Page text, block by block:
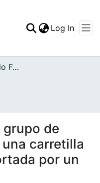
Log In
Archivo del Patrimonio Fotográfico y Fílmico del Valle del Cauca
grupo de
carretilla
por un